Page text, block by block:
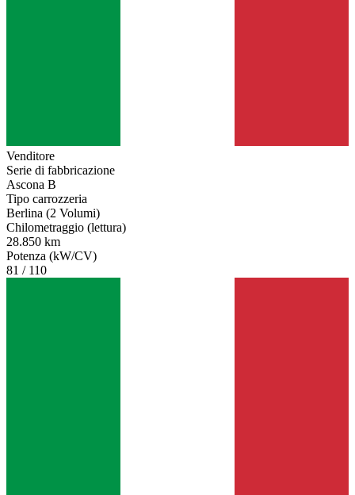
Venditore
Serie di fabbricazione
Ascona B
Tipo carrozzeria
Berlina (2 Volumi)
Chilometraggio (lettura)
28.850 km
Potenza (kW/CV)
81 / 110